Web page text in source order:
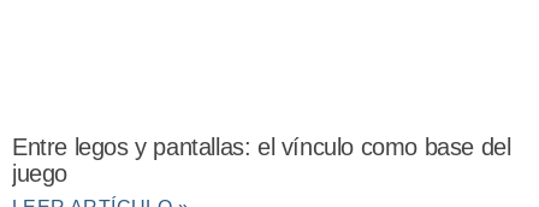
Entre legos y pantallas: el vínculo como base del
juego